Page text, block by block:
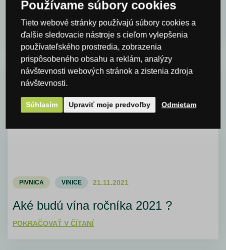
Pre slovenské vinárstvo Dubovský & Grančič sme
dodali nové sudy Bačvarija Srnec.
POKRAČOVAŤ V ČÍTANÍ
PIVNICA VINICE 21.11.2021
Aké budú vína ročníka 2021 ?
POKRAČOVAŤ V ČÍTANÍ
Používame súbory cookies
Tieto webové stránky používajú súbory cookies a
ďalšie sledovacie nástroje s cieľom vylepšenia
používateľského prostredia, zobrazenia
prispôsobeného obsahu a reklám, analýzy
návštevnosti webových stránok a zistenia zdroja
návštevnosti.
Súhlasím Upraviť moje predvoľby Odmietam